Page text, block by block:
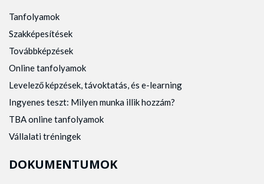
Tanfolyamok
Szakképesítések
Továbbképzések
Online tanfolyamok
Levelező képzések, távoktatás, és e-learning
Ingyenes teszt: Milyen munka illik hozzám?
TBA online tanfolyamok
Vállalati tréningek
DOKUMENTUMOK